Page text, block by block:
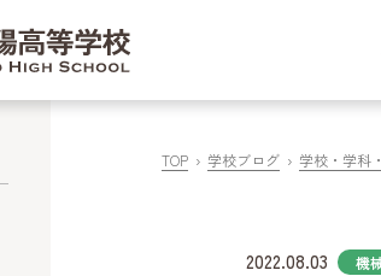
TOP 学校ブログ 学校・学科
2022.08.03 機